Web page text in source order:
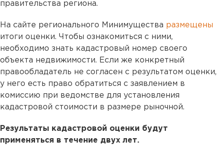
правительства региона.
На сайте регионального Минимущества размещены
итоги оценки. Чтобы ознакомиться с ними,
необходимо знать кадастровый номер своего
объекта недвижимости. Если же конкретный
правообладатель не согласен с результатом оценки,
у него есть право обратиться с заявлением в
комиссию при ведомстве для установления
кадастровой стоимости в размере рыночной.
Результаты кадастровой оценки будут
применяться в течение двух лет.